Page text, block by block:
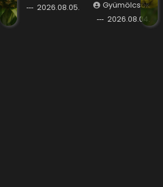
2026.08.05.
Gyümölcsök
2026.08.04.